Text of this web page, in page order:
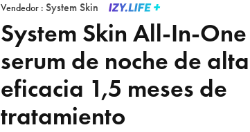
Vendedor : System Skin
System Skin All-In-One
serum de noche de alta
eficacia 1,5 meses de
tratamiento